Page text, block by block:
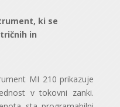
ki se
in
MI 210 prikazuje
v tokovni zanki.